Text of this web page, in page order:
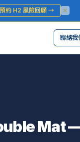
預約 H2 風險回顧 →
聯絡我
Mat